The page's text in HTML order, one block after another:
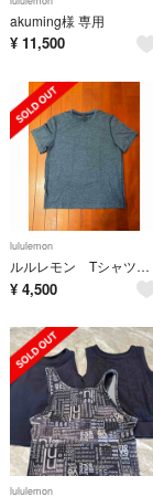
akuming様 専用
¥ 11,500
lululemon
ルルレモン Tシャツ Mサイズ
¥ 4,500
lululemon